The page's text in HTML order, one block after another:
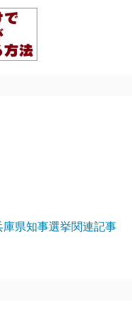
県知事選挙関連記事